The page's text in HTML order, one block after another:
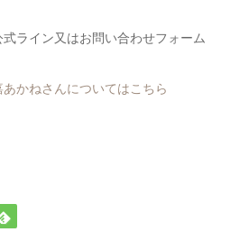
ライン又はお問い合わせフォーム
かねさんについてはこちら